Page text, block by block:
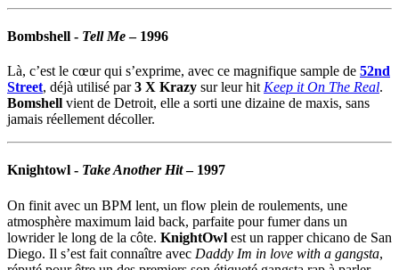
Bombshell - Tell Me– 1996
Là, c’est le cœur qui s’exprime, avec ce magnifique sample de 52nd
Street, déjà utilisé par3 X Krazy sur leur hit Keep it On The Real.
Bomshell vient de Detroit, elle a sorti une dizaine de maxis, sans
jamais réellement décoller.
Knightowl - Take Another Hit– 1997
On finit avec un BPM lent, un flow plein de roulements, une
atmosphère maximum laid back, parfaite pour fumer dans un
lowrider le long de la côte. KnightOwl est un rapper chicano de San
Diego. Il s’est fait connaître avec Daddy Im in love with a gangsta,